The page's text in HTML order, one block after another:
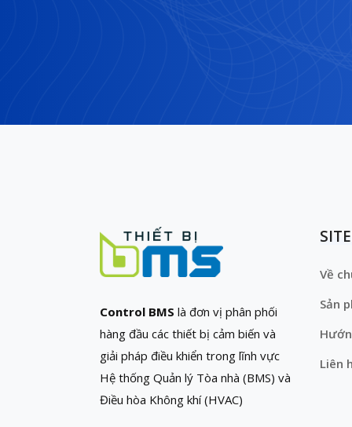
Control BMS là đơn vị phân phối
hàng đầu các thiết bị cảm biến và
giải pháp điều khiển trong lĩnh vực
Hệ thống Quản lý Tòa nhà (BMS) và
Điều hòa Không khí (HVAC)
Về
Sản
Liên